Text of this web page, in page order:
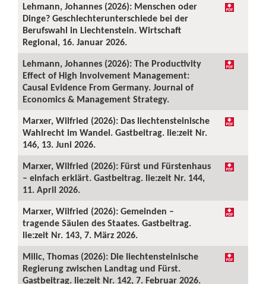
Lehmann, Johannes (2026): Menschen oder
Dinge? Geschlechterunterschiede bei der
Berufswahl in Liechtenstein. Wirtschaft
Regional, 16. Januar 2026.
Lehmann, Johannes (2026): The Productivity
Effect of High Involvement Management:
Causal Evidence From Germany. Journal of
Economics & Management Strategy.
Marxer, Wilfried (2026): Das liechtensteinische
Wahlrecht im Wandel. Gastbeitrag. lie:zeit Nr.
146, 13. Juni 2026.
Marxer, Wilfried (2026): Fürst und Fürstenhaus
– einfach erklärt. Gastbeitrag. lie:zeit Nr. 144,
11. April 2026.
Marxer, Wilfried (2026): Gemeinden –
tragende Säulen des Staates. Gastbeitrag.
lie:zeit Nr. 143, 7. März 2026.
Milic, Thomas (2026): Die liechtensteinische
Regierung zwischen Landtag und Fürst.
Gastbeitrag. lie:zeit Nr. 142, 7. Februar 2026.